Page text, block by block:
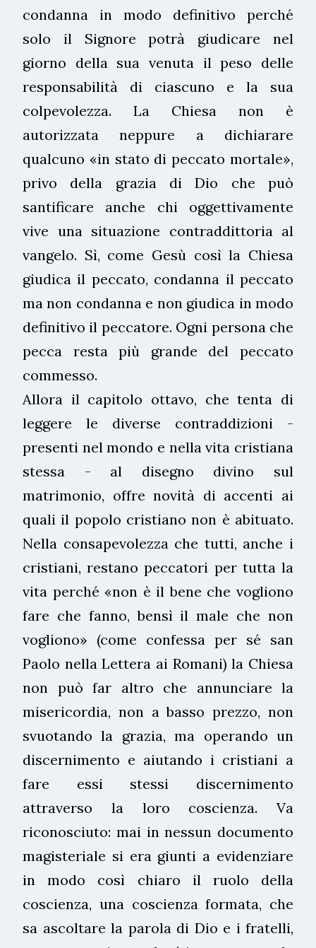
condanna in modo definitivo perché
solo il Signore potrà giudicare nel
giorno della sua venuta il peso delle
responsabilità di ciascuno e la sua
colpevolezza. La Chiesa non è
autorizzata neppure a dichiarare
qualcuno «in stato di peccato mortale»,
privo della grazia di Dio che può
santificare anche chi oggettivamente
vive una situazione contraddittoria al
vangelo. Sì, come Gesù così la Chiesa
giudica il peccato, condanna il peccato
ma non condanna e non giudica in modo
definitivo il peccatore. Ogni persona che
pecca resta più grande del peccato
commesso.
Allora il capitolo ottavo, che tenta di
leggere le diverse contraddizioni -
presenti nel mondo e nella vita cristiana
stessa - al disegno divino sul
matrimonio, offre novità di accenti ai
quali il popolo cristiano non è abituato.
Nella consapevolezza che tutti, anche i
cristiani, restano peccatori per tutta la
vita perché «non è il bene che vogliono
fare che fanno, bensì il male che non
vogliono» (come confessa per sé san
Paolo nella Lettera ai Romani) la Chiesa
non può far altro che annunciare la
misericordia, non a basso prezzo, non
svuotando la grazia, ma operando un
discernimento e aiutando i cristiani a
fare essi stessi discernimento
attraverso la loro coscienza. Va
riconosciuto: mai in nessun documento
magisteriale si era giunti a evidenziare
in modo così chiaro il ruolo della
coscienza, una coscienza formata, che
sa ascoltare la parola di Dio e i fratelli,